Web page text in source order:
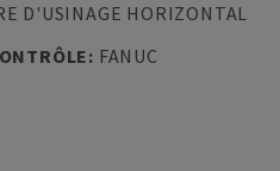
D'USINAGE HORIZONTAL
: FANUC